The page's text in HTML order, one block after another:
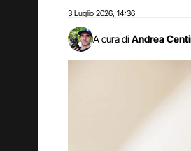
3 Luglio 2026 14:36
A cura di Andrea